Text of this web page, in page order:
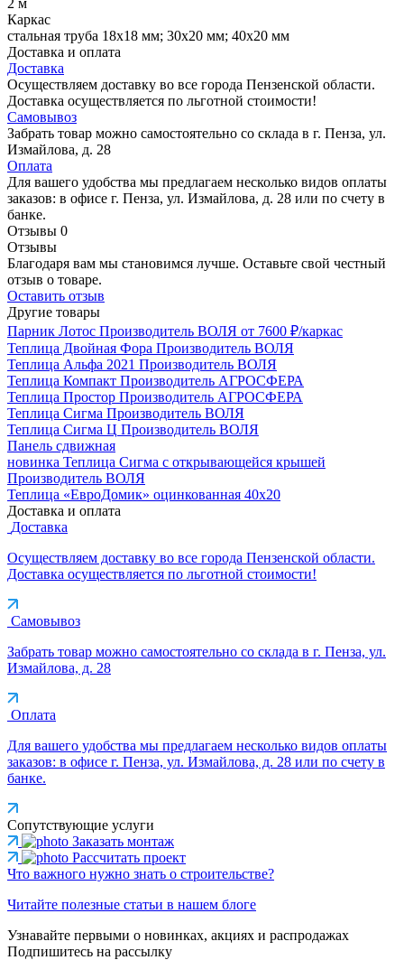
Каркас
стальная труба 18х18 мм; 30х20 мм; 40х20 мм
Доставка и оплата
Доставка
Осуществляем доставку во все города Пензенской области.
Доставка осуществляется по льготной стоимости!
Самовывоз
Забрать товар можно самостоятельно со склада в г. Пенза, ул.
Измайлова, д. 28
Оплата
Для вашего удобства мы предлагаем несколько видов оплаты
заказов: в офисе г. Пенза, ул. Измайлова, д. 28 или по счету в
банке.
Отзывы 0
Отзывы
Благодаря вам мы становимся лучше. Оставьте свой честный
отзыв о товаре.
Оставить отзыв
Другие товары
Парник Лотос Производитель ВОЛЯ от 7600 ₽/каркас
Теплица Двойная Фора Производитель ВОЛЯ
Теплица Альфа 2021 Производитель ВОЛЯ
Теплица Компакт Производитель АГРОСФЕРА
Теплица Простор Производитель АГРОСФЕРА
Теплица Сигма Производитель ВОЛЯ
Теплица Сигма Ц Производитель ВОЛЯ
Панель сдвижная
новинка Теплица Сигма с открывающейся крышей
Производитель ВОЛЯ
Теплица «ЕвроДомик» оцинкованная 40х20
Доставка и оплата
Доставка
Осуществляем доставку во все города Пензенской области.
Доставка осуществляется по льготной стоимости!
Самовывоз
Забрать товар можно самостоятельно со склада в г. Пенза, ул.
Измайлова, д. 28
Оплата
Для вашего удобства мы предлагаем несколько видов оплаты
заказов: в офисе г. Пенза, ул. Измайлова, д. 28 или по счету в
банке.
Сопутствующие услуги
Заказать монтаж
Рассчитать проект
Что важного нужно знать о строительстве?
Читайте полезные статьи в нашем блоге
Узнавайте первыми о новинках, акциях и распродажах
Подпишитесь на рассылку